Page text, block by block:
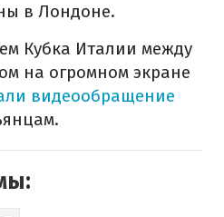
в Лондоне.
Кубка Италии между
на огромном экране
видеообращение